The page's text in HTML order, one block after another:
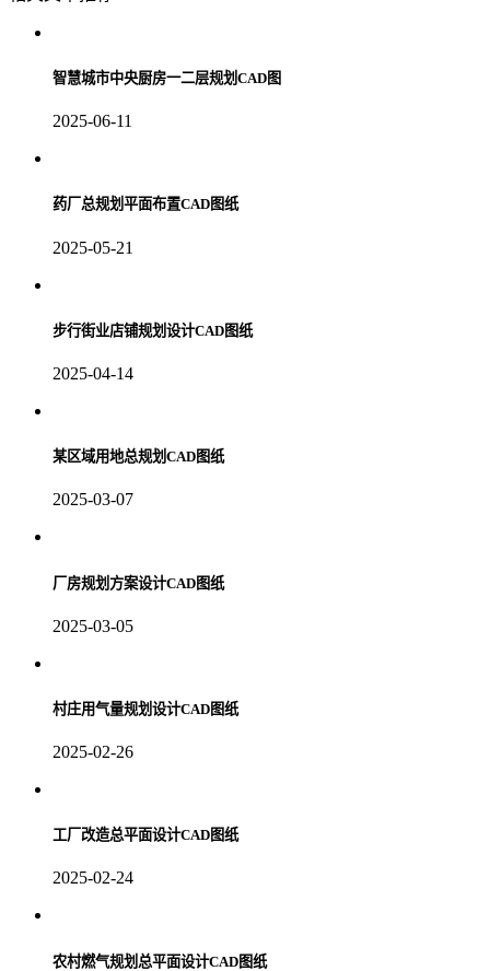
智慧城市中央厨房一二层规划CAD图
2025-06-11
药厂总规划平面布置CAD图纸
2025-05-21
步行街业店铺规划设计CAD图纸
2025-04-14
某区域用地总规划CAD图纸
2025-03-07
厂房规划方案设计CAD图纸
2025-03-05
村庄用气量规划设计CAD图纸
2025-02-26
工厂改造总平面设计CAD图纸
2025-02-24
农村燃气规划总平面设计CAD图纸